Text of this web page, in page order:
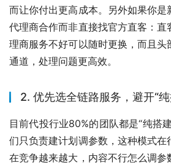
而让你付出更高成本。另外如果你是
代理商合作而非直接找官方直客：
理商服务不好可以随时更换，而且
通道，处理问题更高效。
2. 优先选全链路服务，避开“
目前代投行业80%的团队都是“纯搭
们只负责建计划调参数，这种模式
在竞争越来越大，内容不行怎么调参